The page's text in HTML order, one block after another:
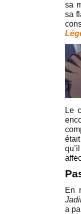
sa
sa
Le
En
a